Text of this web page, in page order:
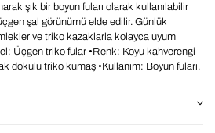
şık bir boyun fuları olarak kullanılabilir
şal görünümü elde edilir. Günlük
ve triko kazaklarla kolayca uyum
Üçgen triko fular •Renk: Koyu kahverengi
dokulu triko kumaş •Kullanım: Boyun fuları,
tasarım •Günlük ve klasik